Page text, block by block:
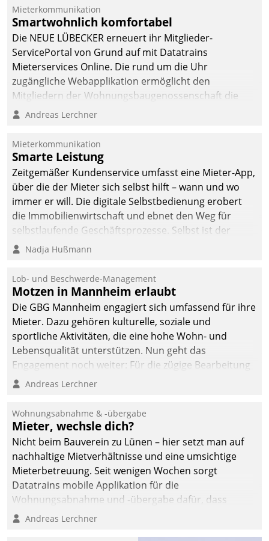
Mieterkommunikation
Smartwohnlich komfortabel
Die NEUE LÜBECKER erneuert ihr Mitglieder-
ServicePortal von Grund auf mit Datatrains
Mieterservices Online. Die rund um die Uhr
zugängliche Webapplikation ermöglicht den
Mitgliedern der Wohnungs­bau­genossenschaft die
Kontaktaufnahme per Smartphone, Tablet oder PC.
Andreas Lerchner
Mieterkommunikation
Smarte Leistung
Zeitgemäßer Kundenservice umfasst eine Mieter-App,
über die der Mieter sich selbst hilft – wann und wo
immer er will. Die digitale Selbstbedienung erobert
die Immobilienwirtschaft und ebnet den Weg für
selbstlaufende Geschäftsprozesse. Selbst ist der
Kunde und smart der Serviceanbieter.
Nadja Hußmann
Lob- und Beschwerde-Management
Motzen in Mannheim erlaubt
Die GBG Mannheim engagiert sich umfassend für ihre
Mieter. Dazu gehören kulturelle, soziale und
sportliche Aktivitäten, die eine hohe Wohn- und
Lebensqualität unterstützen. Nun geht das
Engagement noch weiter: Für die zügige Bearbeitung
von Beschwerden – oder Lob – richtet das
und Beschwerde-Management einen eigenen Kanal
ein.
Andreas Lerchner
Wohnungsabnahme & -übergabe
Mieter, wechsle dich?
Nicht beim Bauverein zu Lünen – hier setzt man auf
nachhaltige Mietverhältnisse und eine umsichtige
Mieterbetreuung. Seit wenigen Wochen sorgt
Datatrains mobile Applikation für die
Wohnungsabnahme und -übergabe dafür, dass
Mieter wohlgeordnet kommen und, so es sein muss,
Andreas Lerchner